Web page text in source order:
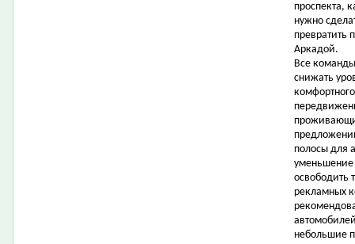
проспекта,
нужно
превратить
Аркадой.
Все
снижать
полосы для
уменьшение
освободить
рекламных
небольшие